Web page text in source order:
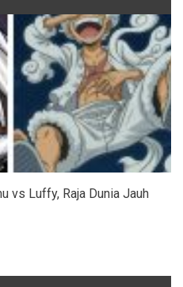
vs Luffy, Raja Dunia Jauh